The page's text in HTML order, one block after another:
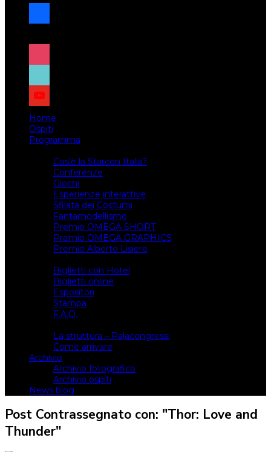
facebook
x
instagram
tiktok
youtube
Home
Ospiti
Programma
Cos’è la Starcon Italia?
Conferenze
Giochi
Esperienze interattive
Sfilata dei Costumi
Fantamodellismo
Premio OMEGA SHORT
Premio OMEGA GRAPHICS
Premio Alberto Lisiero
Biglietti con Hotel
Biglietti online
Espositori
Stampa
F.A.Q.
La struttura – Palacongressi
Come arrivare
Archivio
Archivio fotografico
Archivio ospiti
News blog
Post Contrassegnato con: "Thor: Love and
Thunder"